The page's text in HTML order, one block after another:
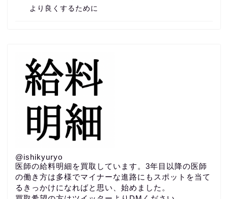
より良くするために
@ishikyuryo
医師の給料明細を買取しています。3年目以降の医師
の働き方は多様でマイナーな進路にもスポットを当て
るきっかけになればと思い、始めました。